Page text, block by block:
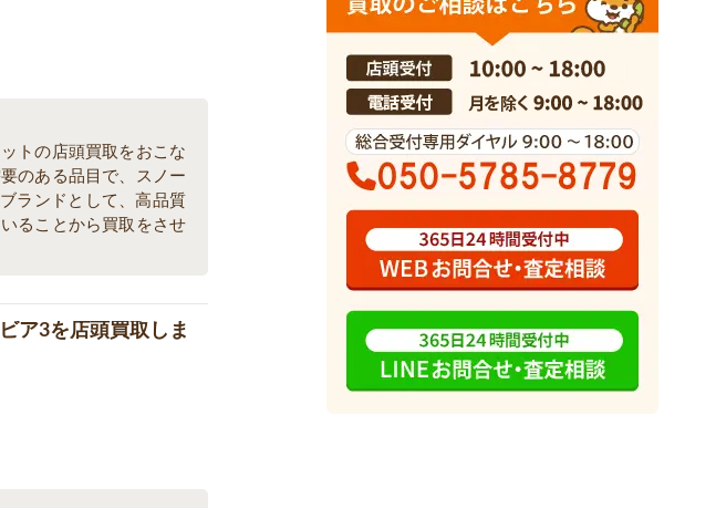
トの店頭買取をおこな
のある品目で、スノー
ランドとして、高品質
ることから買取をさせ
ア3を店頭買取しま